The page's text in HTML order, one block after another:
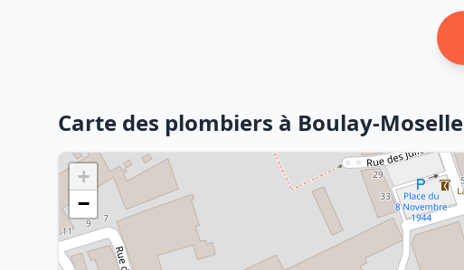
Carte des plombiers à Boulay-Moselle
+
−